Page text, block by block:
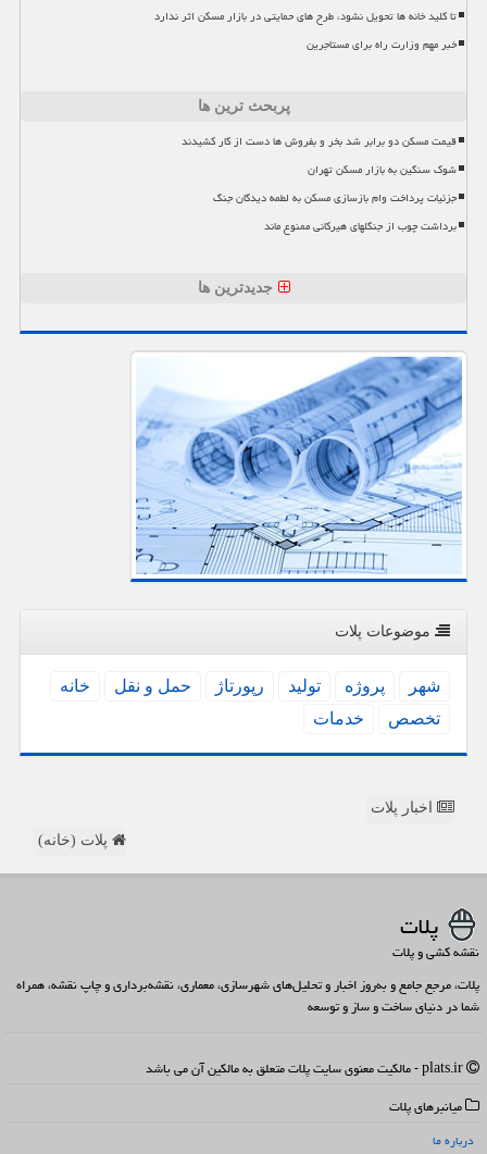
تا کلید خانه ها تحویل نشود، طرح های حمایتی در بازار مسکن اثر ندارد
خبر مهم وزارت راه برای مستاجرین
پربحث ترین ها
قیمت مسکن دو برابر شد بخر و بفروش ها دست از کار کشیدند
شوک سنگین به بازار مسکن تهران
جزئیات پرداخت وام بازسازی مسکن به لطمه دیدگان جنگ
برداشت چوب از جنگلهای هیرکانی ممنوع ماند
جدیدترین ها
موضوعات پلات
شهر پروژه تولید رپورتاژ حمل و نقل
خانه
تخصص
خدمات
اخبار پلات
پلات (خانه)
پلات
نقشه کشی و پلات
پلات، مرجع جامع و به‌روز اخبار و تحلیل‌های شهرسازی، معماری، نقشه‌برداری و چاپ نقشه، همراه
شما در دنیای ساخت و ساز و توسعه
میانبرهای پلات
درباره ما